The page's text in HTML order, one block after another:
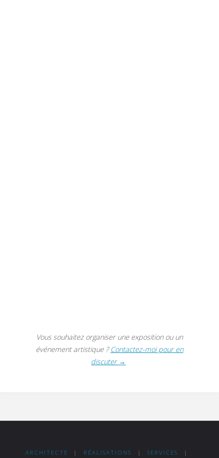
Vous souhaitez organiser une exposition ou un
événement artistique ? Contactez-moi pour en
discuter →
ARCHITECTE | RÉALISATIONS | SERVICES |